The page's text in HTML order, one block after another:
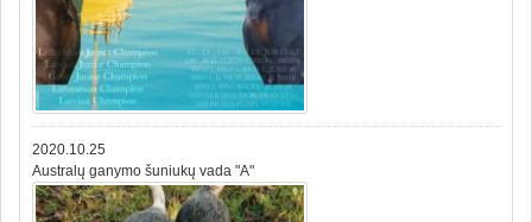
2020.10.25
Australų ganymo šuniukų vada "A"